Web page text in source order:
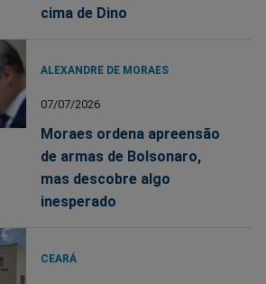
cima de Dino
ALEXANDRE DE MORAES
07/07/2026
Moraes ordena apreensão
de armas de Bolsonaro,
mas descobre algo
inesperado
CEARÁ